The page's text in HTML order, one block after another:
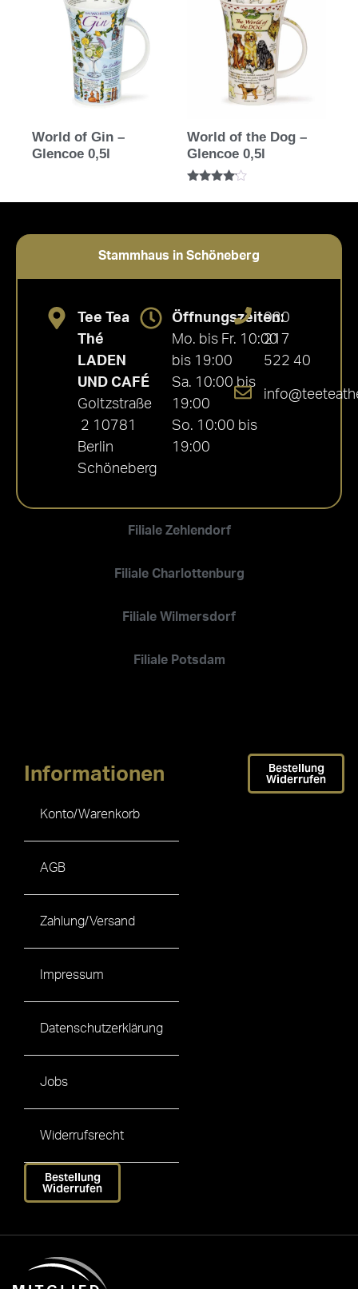
World of Gin –
Glencoe 0,5l
World of the Dog –
Glencoe 0,5l
mit
Stammhaus in Schöneberg
Filiale Zehlendorf
Filiale Charlottenburg
Filiale Wilmersdorf
Filiale Potsdam
Tee Tea
Thé
LADEN
UND CAFÉ
Goltzstraße
2 10781
Berlin
Schöneberg
Öffnungszeiten:
Mo. bis Fr. 10:00
bis 19:00
Sa. 10:00 bis
19:00
So. 10:00 bis
19:00
030
217
522 40
Informationen
Konto/Warenkorb
AGB
Zahlung/Versand
Impressum
Datenschutzerklärung
Jobs
Widerrufsrecht
Bestellung
Widerrufen
Bestellung
Widerrufen